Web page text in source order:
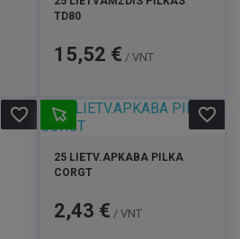
TD80
Kaina
15,52 € / VNT
favorite_border
25 LIETV.APKABA PILKA
CORGT
Kaina
2,43 € / VNT
favorite_border